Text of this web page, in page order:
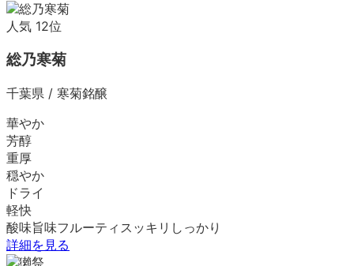
人気 12位
総乃寒菊
千葉県 / 寒菊銘醸
華やか
芳醇
重厚
穏やか
ドライ
軽快
酸味旨味フルーティ スッキリ しっかり
詳細を見る